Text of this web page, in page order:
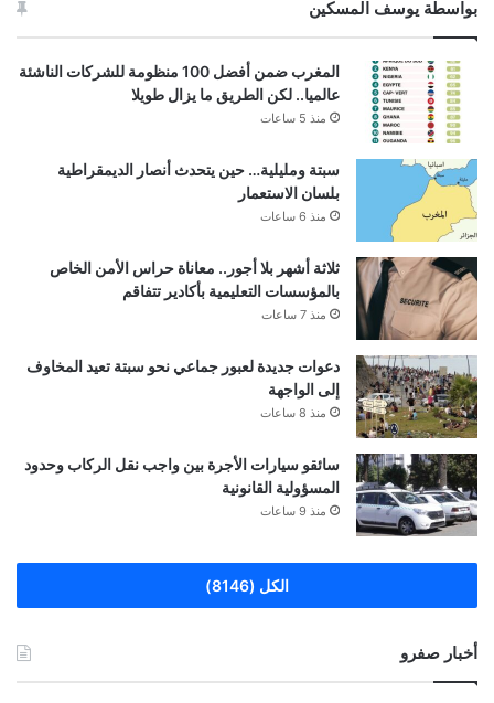
بواسطة يوسف المسكين
المغرب ضمن أفضل 100 منظومة للشركات الناشئة
عالميا.. لكن الطريق ما يزال طويلا
منذ 5 ساعات
سبتة ومليلية… حين يتحدث أنصار الديمقراطية
بلسان الاستعمار
منذ 6 ساعات
ثلاثة أشهر بلا أجور.. معاناة حراس الأمن الخاص
بالمؤسسات التعليمية بأكادير تتفاقم
منذ 7 ساعات
دعوات جديدة لعبور جماعي نحو سبتة تعيد المخاوف
إلى الواجهة
منذ 8 ساعات
سائقو سيارات الأجرة بين واجب نقل الركاب وحدود
المسؤولية القانونية
منذ 9 ساعات
الكل (8146)
أخبار صفرو